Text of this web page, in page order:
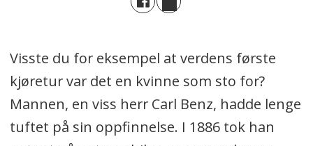
Visste du for eksempel at verdens første
kjøretur var det en kvinne som sto for?
Mannen, en viss herr Carl Benz, hadde lenge
tuftet på sin oppfinnelse. I 1886 tok han